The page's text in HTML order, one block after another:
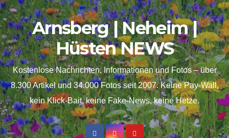
springen
Skip
to
content
Arnsberg | Neheim |
Hüsten NEWS
Kostenlose Nachrichten, Informationen und Fotos – über
8.300 Artikel und 34.000 Fotos seit 2007. Keine Pay-Wall,
kein Klick-Bait, keine Fake-News, keine Hetze.